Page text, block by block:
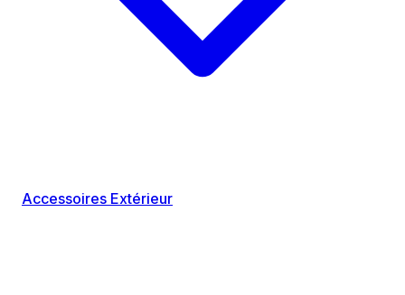
Accessoires Extérieur